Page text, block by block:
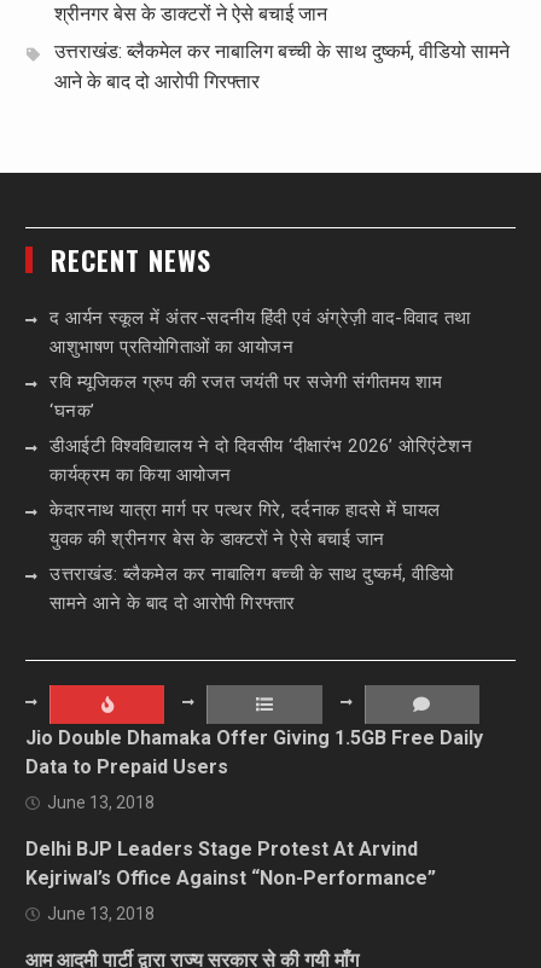
श्रीनगर बेस के डाक्टरों ने ऐसे बचाई जान
उत्तराखंड: ब्लैकमेल कर नाबालिग बच्ची के साथ दुष्कर्म, वीडियो सामने
आने के बाद दो आरोपी गिरफ्तार
RECENT NEWS
द आर्यन स्कूल में अंतर-सदनीय हिंदी एवं अंग्रेज़ी वाद-विवाद तथा
आशुभाषण प्रतियोगिताओं का आयोजन
रवि म्यूजिकल ग्रुप की रजत जयंती पर सजेगी संगीतमय शाम
‘घनक’
डीआईटी विश्वविद्यालय ने दो दिवसीय ‘दीक्षारंभ 2026’ ओरिएंटेशन
कार्यक्रम का किया आयोजन
केदारनाथ यात्रा मार्ग पर पत्थर गिरे, दर्दनाक हादसे में घायल
युवक की श्रीनगर बेस के डाक्टरों ने ऐसे बचाई जान
उत्तराखंड: ब्लैकमेल कर नाबालिग बच्ची के साथ दुष्कर्म, वीडियो
सामने आने के बाद दो आरोपी गिरफ्तार
Jio Double Dhamaka Offer Giving 1.5GB Free Daily
Data to Prepaid Users
June 13, 2018
Delhi BJP Leaders Stage Protest At Arvind
Kejriwal’s Office Against “Non-Performance”
June 13, 2018
आम आदमी पार्टी द्वारा राज्य सरकार से की गयी माँग